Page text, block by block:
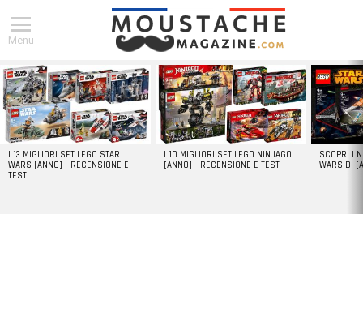
Menu
DERNIERS
ARTICLES
I 13 MIGLIORI SET LEGO STAR
WARS [ANNO] – RECENSIONE E
TEST
I 10 MIGLIORI SET LEGO NINJAGO
[ANNO] – RECENSIONE E TEST
SCOPRI I
WARS DI